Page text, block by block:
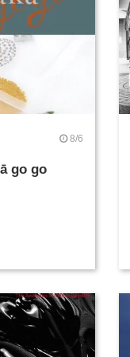
8/6
go go